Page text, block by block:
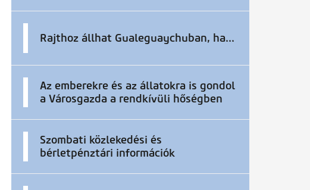
Rajthoz állhat Gualeguaychuban, ha...
Az emberekre és az állatokra is gondol
a Városgazda a rendkívüli hőségben
Szombati közlekedési és
bérletpénztári információk